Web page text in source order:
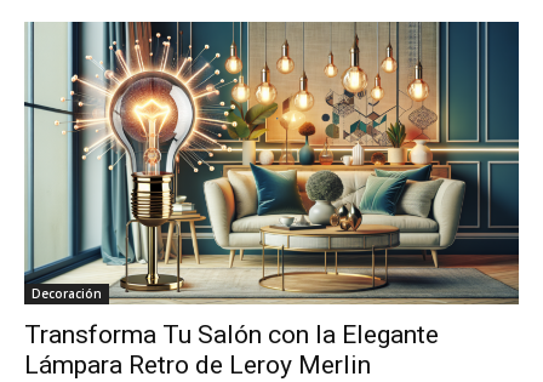
Decoración
Transforma Tu Salón con la Elegante
Lámpara Retro de Leroy Merlin